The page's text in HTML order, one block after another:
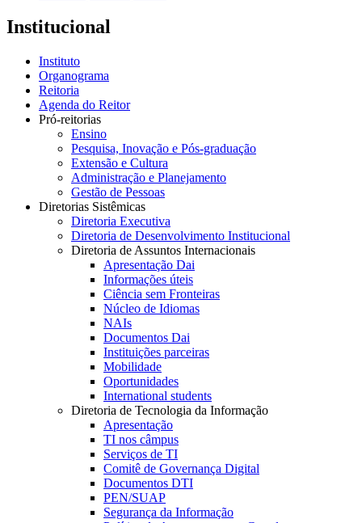
Institucional
Instituto
Organograma
Reitoria
Agenda do Reitor
Pró-reitorias
Ensino
Pesquisa, Inovação e Pós-graduação
Extensão e Cultura
Administração e Planejamento
Gestão de Pessoas
Diretorias Sistêmicas
Diretoria Executiva
Diretoria de Desenvolvimento Institucional
Diretoria de Assuntos Internacionais
Apresentação Dai
Informações úteis
Ciência sem Fronteiras
Núcleo de Idiomas
NAIs
Documentos Dai
Instituições parceiras
Mobilidade
Oportunidades
International students
Diretoria de Tecnologia da Informação
Apresentação
TI nos câmpus
Serviços de TI
Comitê de Governança Digital
Documentos DTI
PEN/SUAP
Segurança da Informação